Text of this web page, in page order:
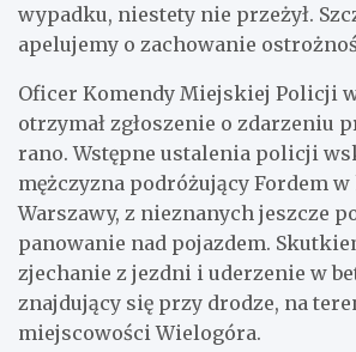
wypadku, niestety nie przeżył.
apelujemy o zachowanie
Oficer Komendy Miejskiej Policji
otrzymał zgłoszenie o zdarzeniu
rano. Wstępne ustalenia policji
mężczyzna podróżujący Fordem
Warszawy, z nieznanych jeszcze
panowanie nad pojazdem.
zjechanie z jezdni i uderzenie w
znajdujący się przy drodze, na
miejscowości Wielogóra.